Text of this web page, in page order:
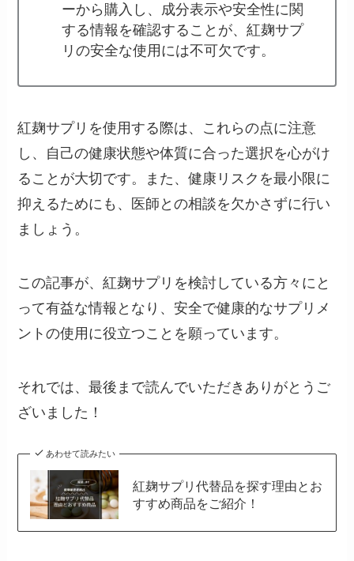
ーから購入し、成分表示や安全性に関
する情報を確認することが、紅麹サプ
リの安全な使用には不可欠です。
紅麹サプリを使用する際は、これらの点に注意
し、自己の健康状態や体質に合った選択を心がけ
ることが大切です。また、健康リスクを最小限に
抑えるためにも、医師との相談を欠かさずに行い
ましょう。
この記事が、紅麹サプリを検討している方々にと
って有益な情報となり、安全で健康的なサプリメ
ントの使用に役立つことを願っています。
それでは、最後まで読んでいただきありがとうご
ざいました！
あわせて読みたい
紅麹サプリ代替品を探す理由とお
すすめ商品をご紹介！